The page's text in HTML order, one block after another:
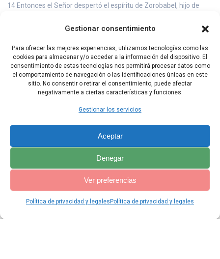
Gestionar consentimiento
Para ofrecer las mejores experiencias, utilizamos tecnologías como las
cookies para almacenar y/o acceder a la información del dispositivo. El
consentimiento de estas tecnologías nos permitirá procesar datos como
el comportamiento de navegación o las identificaciones únicas en este
sitio. No consentir o retirar el consentimiento, puede afectar
negativamente a ciertas características y funciones.
Gestionar los servicios
Aceptar
Denegar
Ver preferencias
Política de privacidad y legales Política de privacidad y legales
14 Entonces el Señor despertó el espíritu de Zorobabel, hijo de
Sumo Sacerdote, y el espíritu de todo el resto del pueblo: ellos
de los ejércitos.
15 Era el día veinticuatro del sexto mes, del segundo año del rey
Darío.
Índice Ageo Capítulo Siguiente